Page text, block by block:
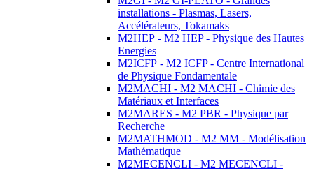
installations - Plasmas, Lasers,
Accélérateurs, Tokamaks
M2HEP - M2 HEP - Physique des Hautes
Energies
M2ICFP - M2 ICFP - Centre International
de Physique Fondamentale
M2MACHI - M2 MACHI - Chimie des
Matériaux et Interfaces
M2MARES - M2 PBR - Physique par
Recherche
M2MATHMOD - M2 MM - Modélisation
Mathématique
M2MECENCLI - M2 MECENCLI -